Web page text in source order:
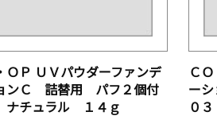
ＯＰ ＵＶパウダーファンデ
ンＣ 詰替用 パフ２個付
チュラル １４ｇ
Ｃ
ー
０